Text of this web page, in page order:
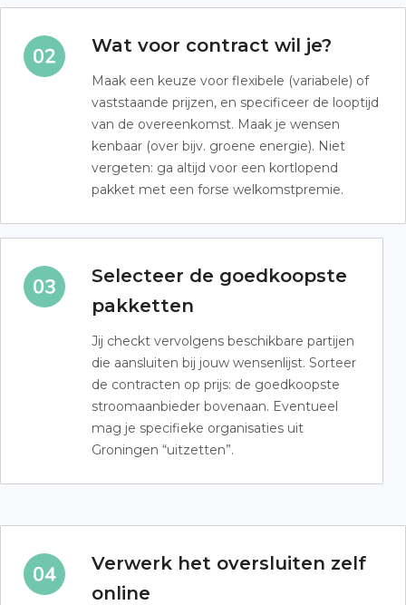
Wat voor contract wil je?
Maak een keuze voor flexibele (variabele) of
vaststaande prijzen, en specificeer de looptijd
van de overeenkomst. Maak je wensen
kenbaar (over bijv. groene energie). Niet
vergeten: ga altijd voor een kortlopend
pakket met een forse welkomstpremie.
Selecteer de goedkoopste
pakketten
Jij checkt vervolgens beschikbare partijen
die aansluiten bij jouw wensenlijst. Sorteer
de contracten op prijs: de goedkoopste
stroomaanbieder bovenaan. Eventueel
mag je specifieke organisaties uit
Groningen “uitzetten”.
Verwerk het oversluiten zelf
online